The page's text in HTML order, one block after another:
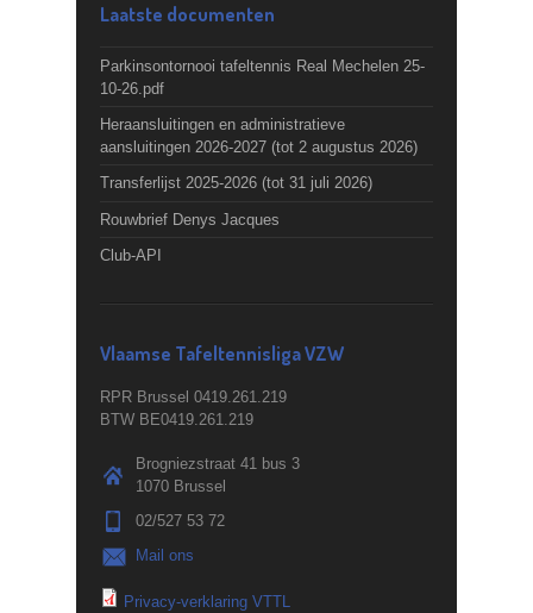
Laatste documenten
Parkinsontornooi tafeltennis Real Mechelen 25-
10-26.pdf
Heraansluitingen en administratieve
aansluitingen 2026-2027 (tot 2 augustus 2026)
Transferlijst 2025-2026 (tot 31 juli 2026)
Rouwbrief Denys Jacques
Club-API
Vlaamse Tafeltennisliga VZW
RPR Brussel 0419.261.219
BTW BE0419.261.219
Brogniezstraat 41 bus 3
1070 Brussel
02/527 53 72
Mail ons
Privacy-verklaring VTTL